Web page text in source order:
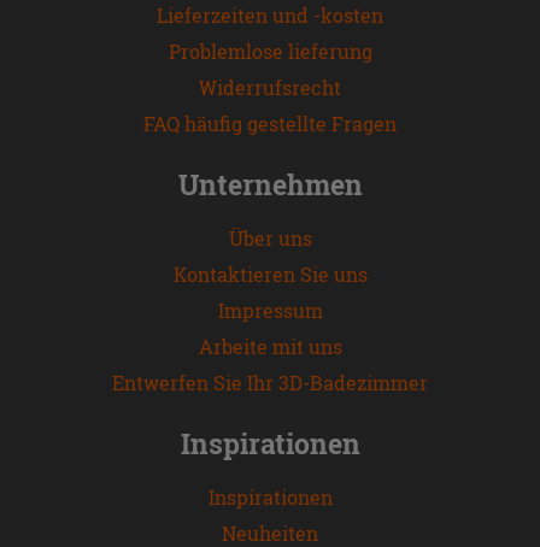
Lieferzeiten und -kosten
Problemlose lieferung
Widerrufsrecht
FAQ häufig gestellte Fragen
Unternehmen
Über uns
Kontaktieren Sie uns
Impressum
Arbeite mit uns
Entwerfen Sie Ihr 3D-Badezimmer
Inspirationen
Inspirationen
Neuheiten